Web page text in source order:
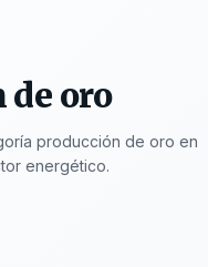
de oro
producción de oro en
energético.